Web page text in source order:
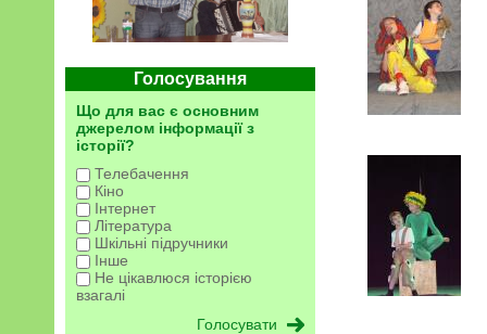
Голосування
Що для вас є основним
джерелом інформації з
історії?
Телебачення
Кіно
Інтернет
Література
Шкільні підручники
Інше
Не цікавлюся історією
взагалі